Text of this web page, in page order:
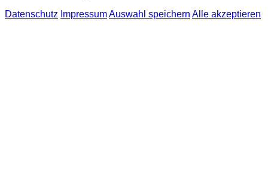
Datenschutz ImpressumAuswahl speichern Alle akzeptieren